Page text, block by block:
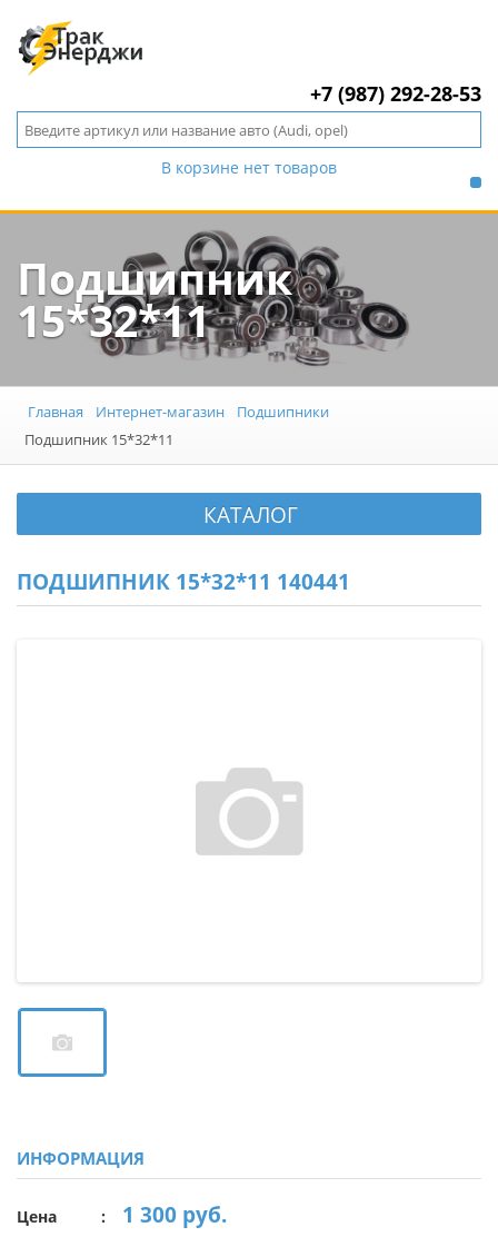
+7 (987) 292-28-53
В корзине нет товаров
Подшипник
15*32*11
Главная Интернет-магазин
Подшипники
Подшипник 15*32*11
КАТАЛОГ
ПОДШИПНИК 15*32*11 140441
ИНФОРМАЦИЯ
Цена 1 300 руб.